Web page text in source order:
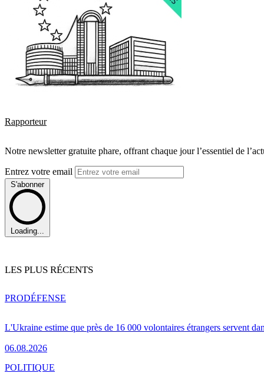
Rapporteur
Notre newsletter gratuite phare, offrant chaque jour l’essentiel de
Entrez votre email
S'abonner
Loading...
LES PLUS RÉCENTS
L'Ukraine estime que près de 16 000 volontaires étrangers servent
06.08.2026
PRODÉFENSE
POLITIQUE